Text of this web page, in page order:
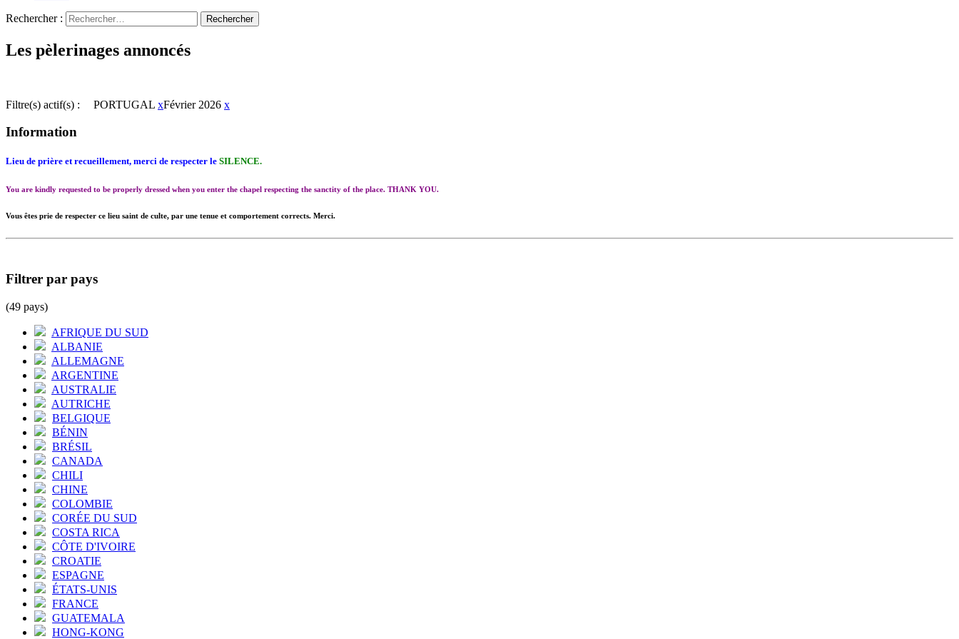
Rechercher :
Les pèlerinages annoncés
Filtre(s) actif(s) : PORTUGAL xFévrier 2026 x
Information
Lieu de prière et recueillement, merci de respecter le SILENCE.
You are kindly requested to be properly dressed when you enter the chapel respecting the sanctity of the place. THANK YOU.
Vous êtes prie de respecter ce lieu saint de culte, par une tenue et comportement corrects. Merci.
Filtrer par pays
(49 pays)
AFRIQUE DU SUD
ALBANIE
ALLEMAGNE
ARGENTINE
AUSTRALIE
AUTRICHE
BELGIQUE
BÉNIN
BRÉSIL
CANADA
CHILI
CHINE
COLOMBIE
CORÉE DU SUD
COSTA RICA
CÔTE D'IVOIRE
CROATIE
ESPAGNE
ÉTATS-UNIS
FRANCE
GUATEMALA
HONG-KONG